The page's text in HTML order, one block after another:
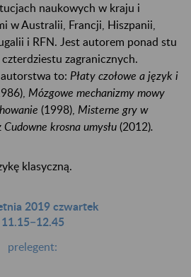
naukowych w kraju i
w Australii, Francji, Hiszpanii,
i RFN. Jest autorem ponad stu
zagranicznych.
autorstwa to: Płaty czołowe a język i
Mózgowe mechanizmy mowy
(1998), Misterne gry w
Cudowne krosna umysłu (2012).
klasyczną.
2019 czwartek
11.15−12.45
prelegent: